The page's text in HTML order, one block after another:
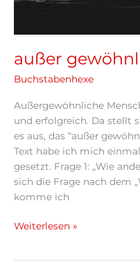
außer
Buchstabenhexe
Außergewöhnliche
und erfolgreich. Da stellt
es aus, das “außer
Text habe ich mich
gesetzt. Frage 1: „Wie
sich die Frage nach dem
komme ich
Weiterlesen »